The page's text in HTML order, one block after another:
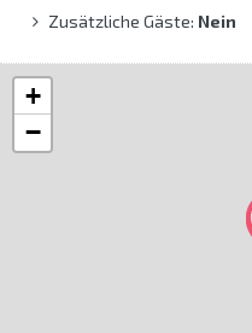
Zusätzliche Gäste: Nein
+
−